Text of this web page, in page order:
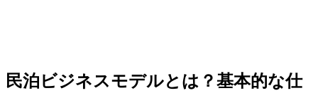
民泊ビジネスモデルとは？基本的な仕